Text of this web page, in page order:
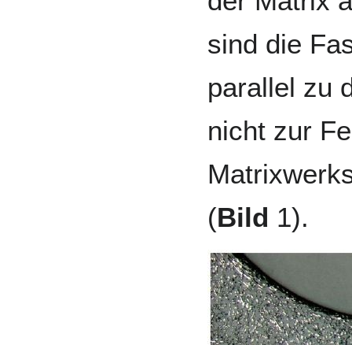
sind die
parallel zu
nicht zur
(Bild 1).